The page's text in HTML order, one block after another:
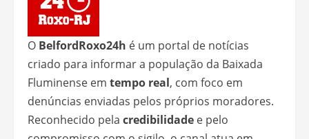
O BelfordRoxo24h é um portal de notícias
criado para informar a população da Baixada
Fluminense em tempo real, com foco em
denúncias enviadas pelos próprios moradores.
Reconhecido pela credibilidade e pelo